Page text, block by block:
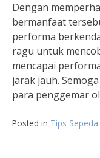
Dengan
bermanfaat
performa
ragu untuk
mencapai
jarak jauh.
para penggemar
Posted in Tips Sepeda